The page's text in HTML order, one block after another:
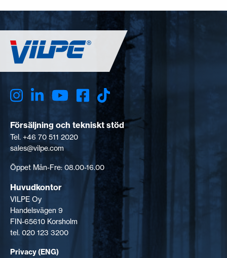
Försäljning och tekniskt stöd
Tel. +46 70 511 2020
sales@vilpe.com
Öppet Mån-Fre: 08.00-16.00
Huvudkontor
VILPE Oy
Handelsvägen 9
FIN-65610 Korsholm
tel. 020 123 3200
Privacy (ENG)